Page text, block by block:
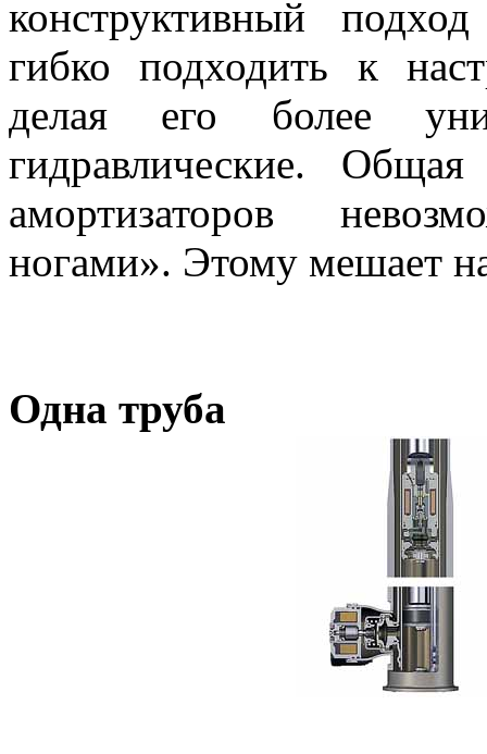
конструктивный
гибко подходить к
делая его более
гидравлические.
амортизаторов
ногами». Этому мешает
Одна труба